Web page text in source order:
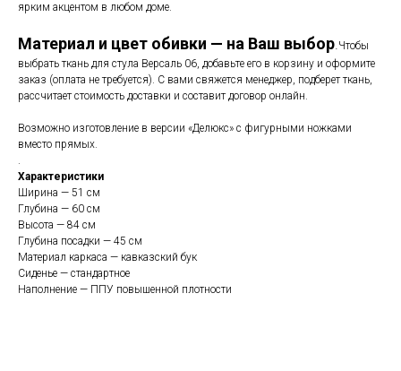
ярким акцентом в любом доме.
Материал и цвет обивки — на Ваш выбор.Чтобы
выбрать ткань для стула Версаль 06, добавьте его в корзину и оформите
заказ (оплата не требуется). С вами свяжется менеджер, подберет ткань,
рассчитает стоимость доставки и составит договор онлайн.
Возможно изготовление в версии «Делюкс» с фигурными ножками
вместо прямых.
.
Характеристики
Ширина — 51 см
Глубина — 60 см
Высота — 84 см
Глубина посадки — 45 см
Материал каркаса — кавказский бук
Сиденье — стандартное
Наполнение — ППУ повышенной плотности